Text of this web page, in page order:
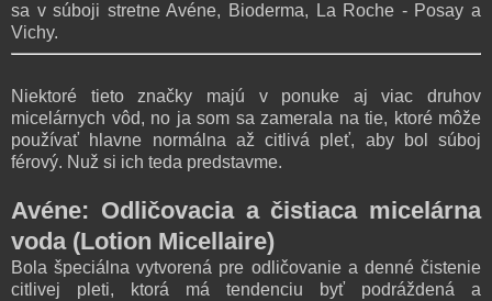
sa v súboji stretne Avéne, Bioderma, La Roche - Posay a
Vichy.
Niektoré tieto značky majú v ponuke aj viac druhov
micelárnych vôd, no ja som sa zamerala na tie, ktoré môže
používať hlavne normálna až citlivá pleť, aby bol súboj
férový. Nuž si ich teda predstavme.
Avéne: Odličovacia a čistiaca micelárna
voda (Lotion Micellaire)
Bola špeciálna vytvorená pre odličovanie a denné čistenie
citlivej pleti, ktorá má tendenciu byť podráždená a